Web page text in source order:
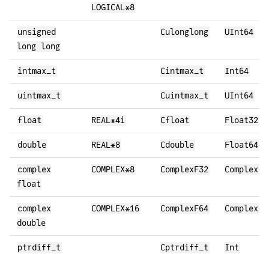
LOGICAL*8
unsigned
long long
Culonglong UInt64
intmax_t Cintmax_t Int64
uintmax_t Cuintmax_t UInt64
float REAL*4i Cfloat Float32
double REAL*8 Cdouble Float64
complex
float
COMPLEX*8 ComplexF32
complex
double
COMPLEX*16 ComplexF64
ptrdiff_t Cptrdiff_t Int